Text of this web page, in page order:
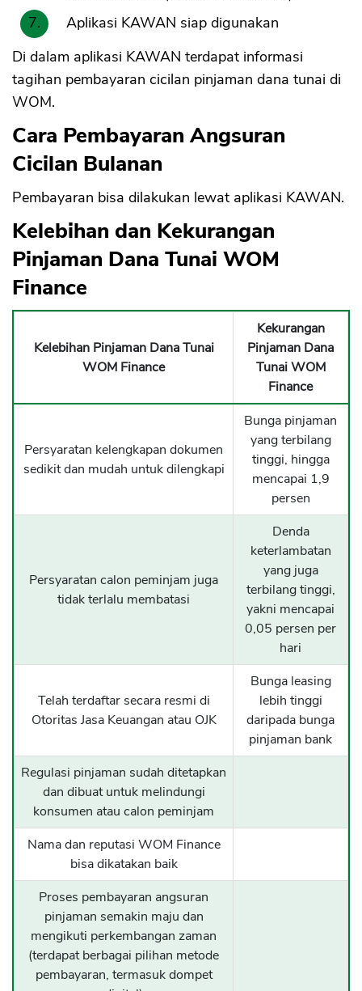
Aplikasi KAWAN siap digunakan
Di dalam aplikasi KAWAN terdapat informasi
tagihan pembayaran cicilan pinjaman dana tunai di
WOM.
Cara Pembayaran Angsuran
Cicilan Bulanan
Pembayaran bisa dilakukan lewat aplikasi KAWAN.
Kelebihan dan Kekurangan
Pinjaman Dana Tunai WOM
Finance
Kelebihan Pinjaman Dana Tunai
WOM Finance
Kekurangan
Pinjaman Dana
Tunai WOM
Finance
Persyaratan kelengkapan dokumen
sedikit dan mudah untuk dilengkapi
Bunga pinjaman
yang terbilang
tinggi, hingga
mencapai 1,9
persen
Persyaratan calon peminjam juga
tidak terlalu membatasi
Denda
keterlambatan
yang juga
terbilang tinggi,
yakni mencapai
0,05 persen per
hari
Telah terdaftar secara resmi di
Otoritas Jasa Keuangan atau OJK
Bunga leasing
lebih tinggi
daripada bunga
pinjaman bank
Regulasi pinjaman sudah ditetapkan
dan dibuat untuk melindungi
konsumen atau calon peminjam
Nama dan reputasi WOM Finance
bisa dikatakan baik
Proses pembayaran angsuran
pinjaman semakin maju dan
mengikuti perkembangan zaman
(terdapat berbagai pilihan metode
pembayaran, termasuk dompet